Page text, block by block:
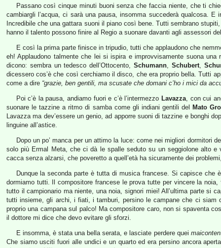
Passano così cinque minuti buoni senza che faccia niente, che ti
cambiargli l’acqua, ci sarà una pausa, insomma succederà qualcosa.
Incredibile che una gattara suoni il piano così bene. Tutti sembrano
hanno il talento possono finire al Regio a suonare davanti agli assessori
E così la prima parte finisce in tripudio, tutti che applaudono che
eh! Applaudono talmente che lei si ispira e improvvisamente suona
dicono: sembra un tedesco dell’Ottocento,Schumann, Schubert,
dicessero cos’è che così cerchiamo il disco, che era proprio bella. Tutti
come a dire “grazie, ben gentili, ma scusate che domani c’ho i mici da
Poi c’è la pausa, andiamo fuori e c’è l’intermezzo Lavazza, con cui
suonare le tazzine a ritmo di samba come gli indiani gentili del
Mato
Lavazza ma dev’essere un genio, ad apporre suoni di tazzine e bonghi
linguine all’astice.
Dopo un po’ manca per un attimo la luce: come nei migliori dormitori
solo più Ermal Meta, che ci dà le spalle seduto su un seggiolone alto
cacca senza alzarsi, che poveretto a quell’età ha sicuramente dei
Dunque la seconda parte è tutta di musica francese. Si capisce che
dormiamo tutti. Il compositore francese le prova tutte per vincere la
tutto il campionario ma niente, una noia, signori miei! All’ultima parte si
tutti insieme, gli archi, i fiati, i tamburi, persino le campane che ci
proprio una campana sul palco! Ma compositore caro, non si spaventa
il dottore mi dice che devo evitare gli sforzi.
E insomma, è stata una bella serata, e lasciate perdere quei
Che siamo usciti fuori alle undici e un quarto ed era persino ancora